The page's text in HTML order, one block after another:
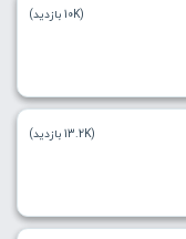
(10K بازدید)
(13.2K بازدید)